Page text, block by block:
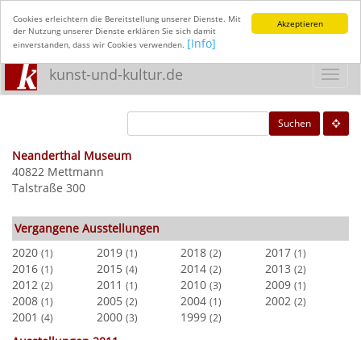
Akzeptieren
Cookies erleichtern die Bereitstellung unserer Dienste. Mit
der Nutzung unserer Dienste erklären Sie sich damit
einverstanden, dass wir Cookies verwenden. [Info]
kunst-und-kultur.de
Suchen
Neanderthal Museum
40822 Mettmann
Talstraße 300
Vergangene Ausstellungen
2020 (1) 2019 (1) 2018 (2) 2017 (1)
2016 (1) 2015 (4) 2014 (2) 2013 (2)
2012 (2) 2011 (1) 2010 (3) 2009 (1)
2008 (1) 2005 (2) 2004 (1) 2002 (2)
2001 (4) 2000 (3) 1999 (2)